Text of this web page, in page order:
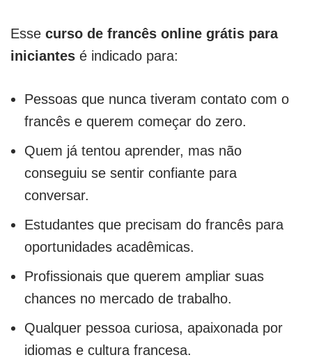
Esse curso de francês online grátis para
iniciantes é indicado para:
Pessoas que nunca tiveram contato com o
francês e querem começar do zero.
Quem já tentou aprender, mas não
conseguiu se sentir confiante para
conversar.
Estudantes que precisam do francês para
oportunidades acadêmicas.
Profissionais que querem ampliar suas
chances no mercado de trabalho.
Qualquer pessoa curiosa, apaixonada por
idiomas e cultura francesa.